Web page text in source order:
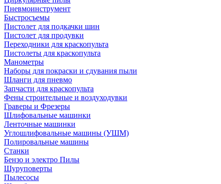
Пневмоинструмент
Быстросъемы
Пистолет для подкачки шин
Пистолет для продувки
Переходники для краскопульта
Пистолеты для краскопульта
Манометры
Наборы для покраски и сдувания пыли
Шланги для пневмо
Запчасти для краскопульта
Фены строительные и воздуходувки
Граверы и Фрезеры
Шлифовальные машинки
Ленточные машинки
Углошлифовальные машины (УШМ)
Полировальные машины
Станки
Бензо и электро Пилы
Шуруповерты
Пылесосы